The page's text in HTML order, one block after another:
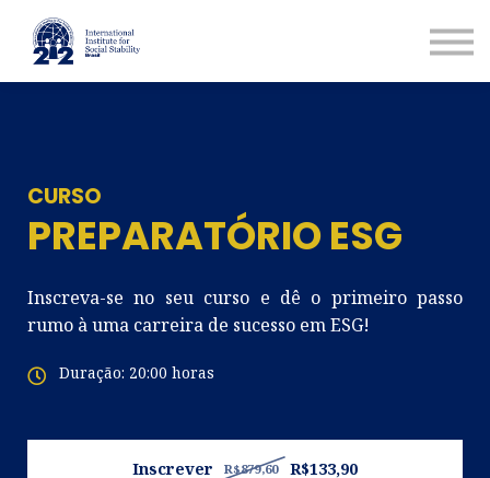
CURSO
PREPARATÓRIO ESG
Inscreva-se no seu curso e dê o primeiro passo
rumo à uma carreira de sucesso em ESG!
Duração: 20:00 horas
Inscrever R$879,60 R$133,90